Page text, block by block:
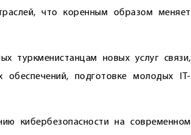
что коренным образом меняет
туркменистанцам новых услуг связи,
подготовке молодых IT-
кибербезопасности на современном